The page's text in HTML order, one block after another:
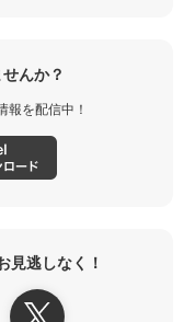
んか？
報を配信中！
見逃しなく！